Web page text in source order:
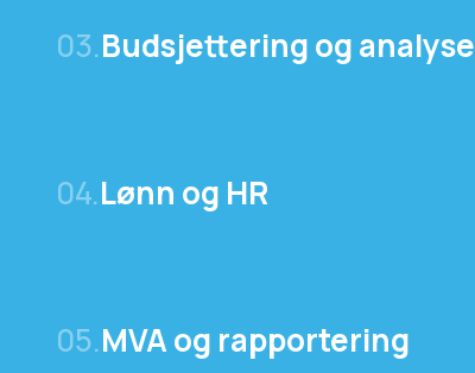
03.Budsjettering og analyse
04.Lønn og HR
05.MVA og rapportering